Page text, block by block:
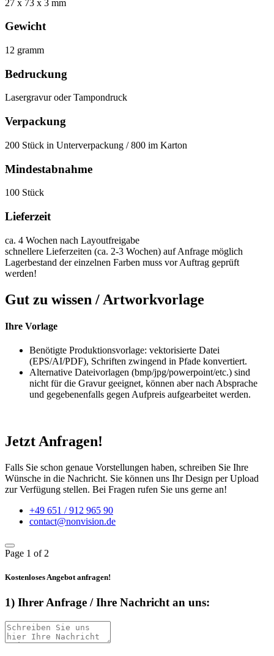
27 x 73 x 3 mm
Gewicht
12 gramm
Bedruckung
Lasergravur oder Tampondruck
Verpackung
200 Stück in Unterverpackung / 800 im Karton
Mindestabnahme
100 Stück
Lieferzeit
ca. 4 Wochen nach Layoutfreigabe
schnellere Lieferzeiten (ca. 2-3 Wochen) auf Anfrage möglich
Lagerbestand der einzelnen Farben muss vor Auftrag geprüft
werden!
Gut zu wissen / Artworkvorlage
Ihre Vorlage
Benötigte Produktionsvorlage: vektorisierte Datei
(EPS/AI/PDF), Schriften zwingend in Pfade konvertiert.
Alternative Dateivorlagen (bmp/jpg/powerpoint/etc.) sind
nicht für die Gravur geeignet, können aber nach Absprache
und gegebenenfalls gegen Aufpreis aufgearbeitet werden.
Jetzt Anfragen!
Falls Sie schon genaue Vorstellungen haben, schreiben Sie Ihre
Wünsche in die Nachricht. Sie können uns Ihr Design per Upload
zur Verfügung stellen. Bei Fragen rufen Sie uns gerne an!
+49 651 / 912 965 90
contact@nonvision.de
Page 1 of 2
Kostenloses Angebot anfragen!
1) Ihrer Anfrage / Ihre Nachricht an uns: